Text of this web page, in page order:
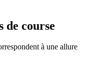
de course
à une allure